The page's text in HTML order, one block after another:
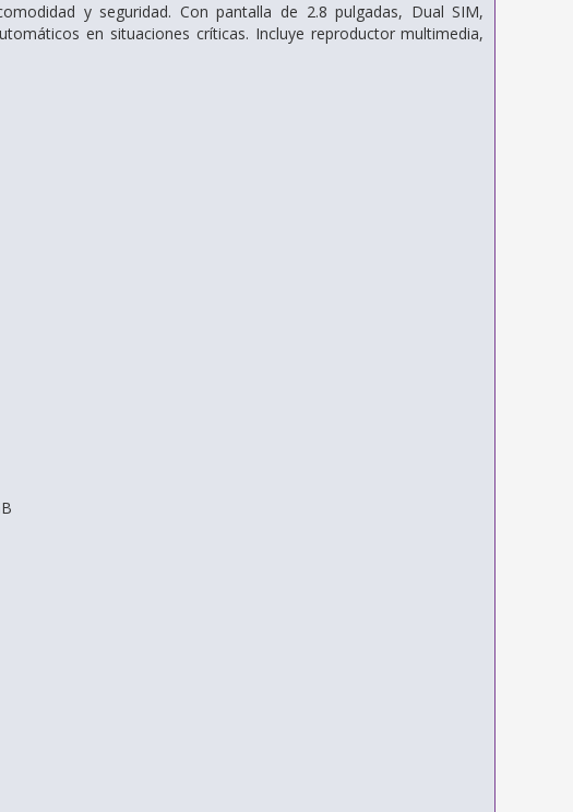
y seguridad. Con pantalla de 2.8 pulgadas, Dual SIM,
en situaciones críticas. Incluye reproductor multimedia,